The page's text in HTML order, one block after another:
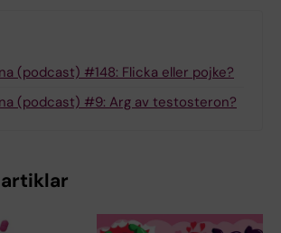
(podcast) #148: Flicka eller pojke?
(podcast) #9: Arg av testosteron?